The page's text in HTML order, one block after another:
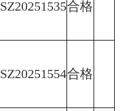
SZ20251535合格
SZ20251554合格